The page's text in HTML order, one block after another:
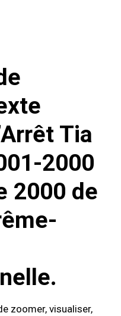
Tia
2000
2000 de
zoomer, visualiser,